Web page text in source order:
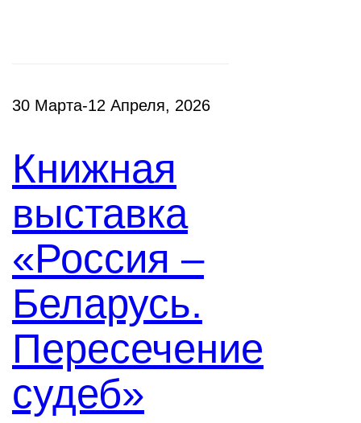
30 Марта-12 Апреля, 2026
Книжная
выставка
«Россия –
Беларусь.
Пересечение
судеб»